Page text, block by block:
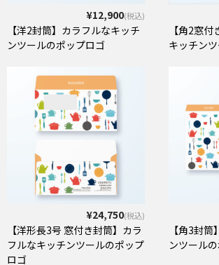
¥12,900(税込)
【洋2封筒】カラフルなキッチ
ンツールのポップロゴ
【角2窓
キッチン
¥24,750(税込)
【洋形長3号 窓付き封筒】カラ
フルなキッチンツールのポップ
ロゴ
【角3封
ンツール